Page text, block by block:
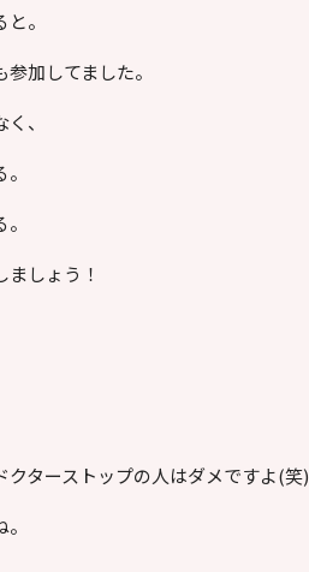
。
加してました。
、
しょう！
ターストップの人はダメですよ(笑)